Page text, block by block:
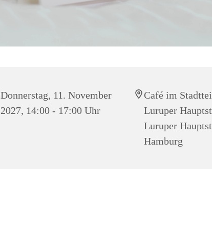
Donnerstag, 11. November
2027, 14:00 - 17:00 Uhr
Café im
Luruper
Luruper
Hamburg